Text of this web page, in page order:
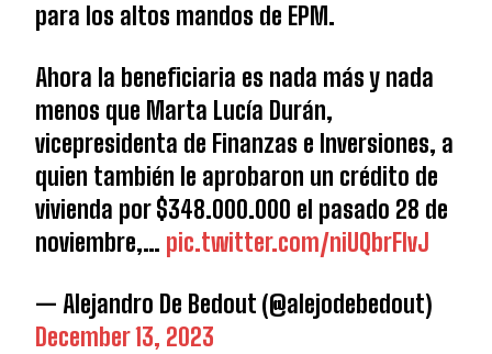
para los altos mandos de EPM.
Ahora la beneficiaria es nada más y nada
menos que Marta Lucía Durán,
vicepresidenta de Finanzas e Inversiones, a
quien también le aprobaron un crédito de
vivienda por $348.000.000 el pasado 28 de
noviembre,… pic.twitter.com/niUQbrFlvJ
— Alejandro De Bedout (@alejodebedout)
December 13, 2023